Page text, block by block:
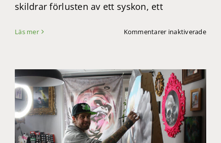
skildrar förlusten av ett syskon, ett
Läs mer Kommentarer inaktiveradeför